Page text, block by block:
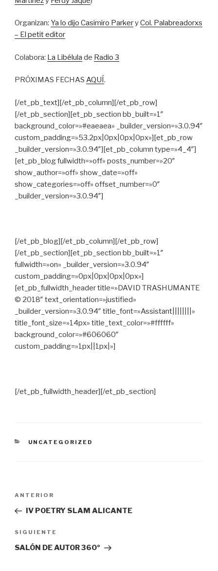
Organizan: Ya lo dijo Casimiro ParkeryCol. Palabreadorxs
– El petit editor
Colabora: La Libélula de Radio 3
PRÓXIMAS FECHAS AQUÍ .
[/et_pb_text][/et_pb_column][/et_pb_row]
[/et_pb_section][et_pb_section bb_built=»1″
background_color=»#eaeaea» _builder_version=»3.0.94″
custom_padding=»53.2px|0px|0px|0px»][et_pb_row
_builder_version=»3.0.94″][et_pb_column type=»4_4″]
[et_pb_blog fullwidth=»off» posts_number=»20″
show_author=»off» show_date=»off»
show_categories=»off» offset_number=»0″
_builder_version=»3.0.94″]
[/et_pb_blog][/et_pb_column][/et_pb_row]
[/et_pb_section][et_pb_section bb_built=»1″
fullwidth=»on» _builder_version=»3.0.94″
custom_padding=»0px|0px|0px|0px»]
[et_pb_fullwidth_header title=»DAVID TRASHUMANTE
© 2018″ text_orientation=»justified»
_builder_version=»3.0.94″ title_font=»Assistant||||||||»
title_font_size=»14px» title_text_color=»#ffffff»
background_color=»#606060″
custom_padding=»1px||1px|»]
[/et_pb_fullwidth_header][/et_pb_section]
CATEGORÍAS
UNCATEGORIZED
Navegación
Entrada
anterior:
ANTERIOR
IV POETRY SLAM ALICANTE
Siguiente
entrada
SIGUIENTE
SALÓN DE AUTOR 360º